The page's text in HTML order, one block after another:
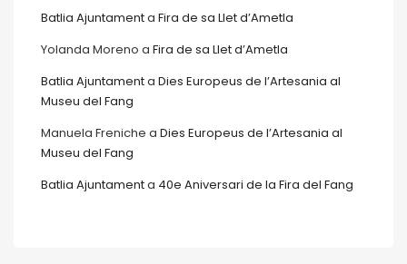
Batlia Ajuntamenta Fira de sa Llet d’Ametla
Yolanda Moreno a Fira de sa Llet d’Ametla
Batlia Ajuntamenta Dies Europeus de l’Artesania al
Museu del Fang
Manuela Freniche a Dies Europeus de l’Artesania al
Museu del Fang
Batlia Ajuntamenta 40e Aniversari de la Fira del Fang